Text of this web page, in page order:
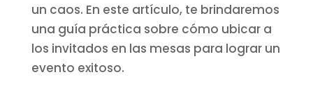
un caos. En este artículo, te brindaremos
una guía práctica sobre cómo ubicar a
los invitados en las mesas para lograr un
evento exitoso.